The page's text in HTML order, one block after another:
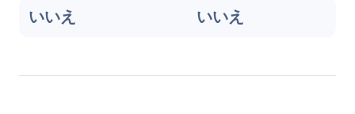
いいえ いいえ